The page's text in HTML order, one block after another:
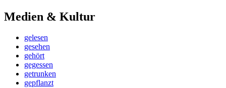
Medien & Kultur
gelesen
gesehen
gehört
gegessen
getrunken
gepflanzt